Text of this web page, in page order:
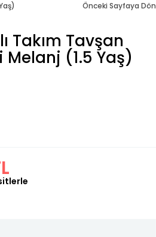
Önceki Sayfaya Dön
Takım Tavşan
Melanj (1.5 Yaş)